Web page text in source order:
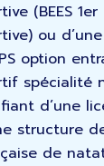
(BEES
ou
option
spécialité
d’une
structure
de